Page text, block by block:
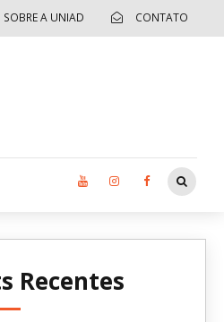
SOBRE A UNIAD CONTATO
Recentes